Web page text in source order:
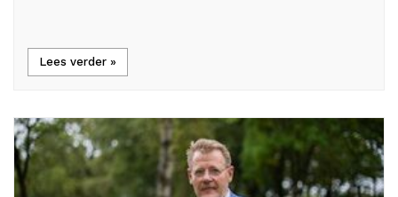
Lees verder »